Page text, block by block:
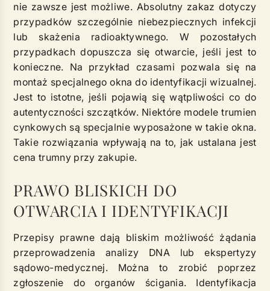
nie zawsze jest możliwe. Absolutny zakaz dotyczy
przypadków szczególnie niebezpiecznych infekcji
lub skażenia radioaktywnego. W pozostałych
przypadkach dopuszcza się otwarcie, jeśli jest to
konieczne. Na przykład czasami pozwala się na
montaż specjalnego okna do identyfikacji wizualnej.
Jest to istotne, jeśli pojawią się wątpliwości co do
autentyczności szczątków. Niektóre modele trumien
cynkowych są specjalnie wyposażone w takie okna.
Takie rozwiązania wpływają na to, jak ustalana jest
cena trumny przy zakupie.
PRAWO BLISKICH DO
OTWARCIA I IDENTYFIKACJI
Przepisy prawne dają bliskim możliwość żądania
przeprowadzenia analizy DNA lub ekspertyzy
sądowo-medycznej. Można to zrobić poprzez
zgłoszenie do organów ścigania. Identyfikacja